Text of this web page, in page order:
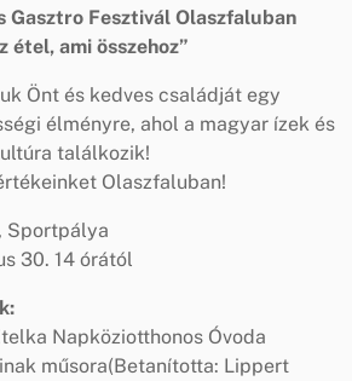
Gasztro Fesztivál Olaszfaluban
étel, ami összehoz”
Önt és kedves családját egy
élményre, ahol a magyar ízek és
találkozik!
Olaszfaluban!
Sportpálya
30. 14 órától
Napköziotthonos Óvoda
műsora(Betanította: Lippert